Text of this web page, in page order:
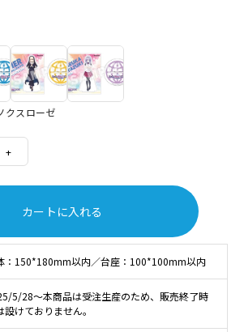
：150*180mm以内／台座：100*100mm以内
5/28～本商品は受注生産のため、販売終了時
設けておりません。
クスローゼ
+
カートに入れる